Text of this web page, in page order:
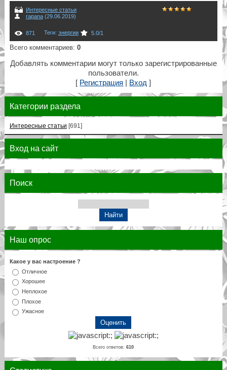
Интересные статьи
rapana(29.06.2019)
871 Теги: энергии 5.0/1
Всего комментариев: 0
Добавлять комментарии могут только зарегистрированные
пользователи.
[ Регистрация Вход ]
Категории раздела
Интересные статьи [691]
Вход на сайт
Поиск
Наш опрос
Какое у вас настроение ?
Отличное
Хорошее
Неплохое
Плохое
Ужасное
Всего ответов:610